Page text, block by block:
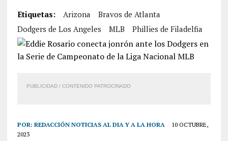
Etiquetas: Arizona
Bravos de Atlanta
Dodgers de Los Angeles
MLB Phillies de Filadelfia
PUBLICIDAD / CONTENIDO PATROCINADO
POR: REDACCIÓN NOTICIAS AL DIA Y A LA HORA
10 OCTUBRE,
2023